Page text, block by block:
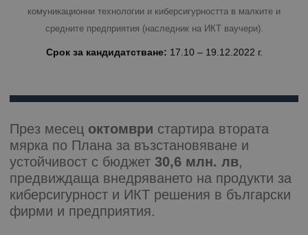
комуникационни технологии и киберсигурността в малките и
средните предприятия (наследник на ИКТ ваучери).
Срок за кандидатстване: 17.10 – 19.12.2022 г.
През месец октомври стартира втората
мярка по Плана за възстановяване и
устойчивост с бюджет 30,6 млн. лв,
предвиждаща внедряването на продукти за
киберсигурност и ИКТ решения в български
фирми и предприятия.